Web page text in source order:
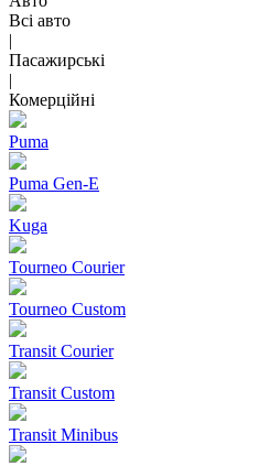
Всі авто
|
Пасажирські
|
Комерційні
Puma
Puma Gen‑E
Kuga
Tourneo Courier
Tourneo Custom
Transit Courier
Transit Custom
Transit Minibus